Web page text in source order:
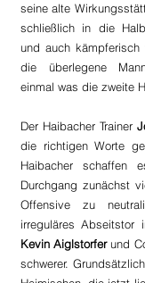
seine alte
schließlich in die
und auch
die überlegene
einmal was die zweite
Der Haibacher Trainer
die richtigen Worte
Haibacher schaffen
Durchgang zunächst
Offensive zu
Kevin Aiglstorfer und
schwerer.